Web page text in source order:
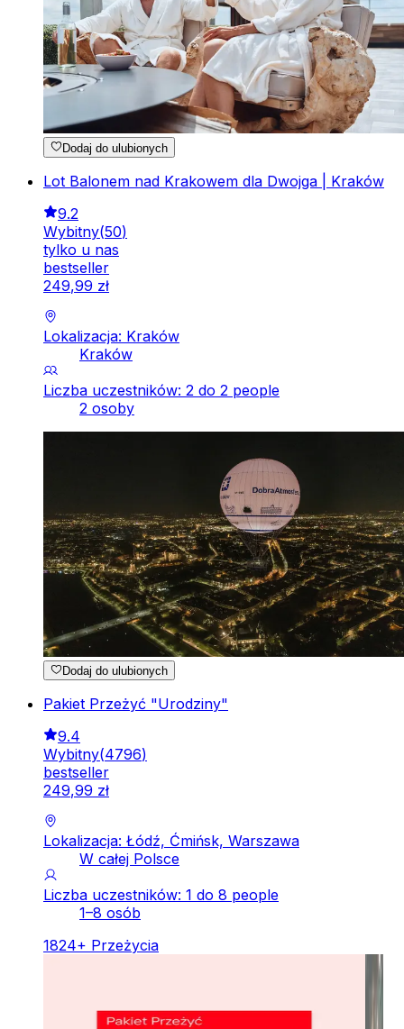
Dodaj do ulubionych
Lot Balonem nad Krakowem dla Dwojga | Kraków
9.2
Wybitny(50)
tylko u nas
bestseller
249,99 zł
Lokalizacja: Kraków
Kraków
Liczba uczestników: 2 do 2 people
2 osoby
Dodaj do ulubionych
Pakiet Przeżyć "Urodziny"
9.4
Wybitny(4796)
bestseller
249,99 zł
Lokalizacja: Łódź, Ćmińsk, Warszawa
W całej Polsce
Liczba uczestników: 1 do 8 people
1–8 osób
1824+ Przeżycia